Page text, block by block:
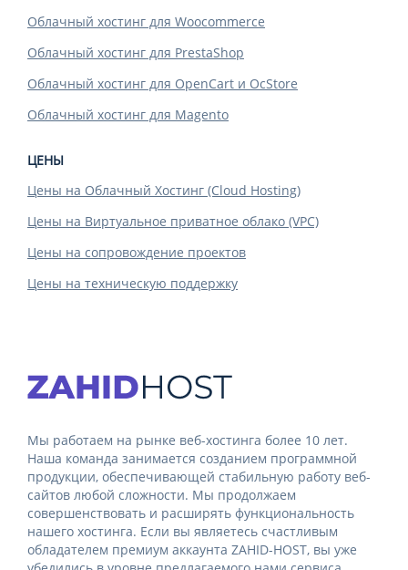
Облачный хостинг для Woocommerce
Облачный хостинг для PrestaShop
Облачный хостинг для OpenCart и OcStore
Облачный хостинг для Magento
ЦЕНЫ
Цены на Облачный Хостинг (Cloud Hosting)
Цены на Виртуальное приватное облако (VPC)
Цены на сопровождение проектов
Цены на техническую поддержку
Мы работаем на рынке веб-хостинга более 10 лет.
Наша команда занимается созданием программной
продукции, обеспечивающей стабильную работу веб-
сайтов любой сложности. Мы продолжаем
совершенствовать и расширять функциональность
нашего хостинга. Если вы являетесь счастливым
обладателем премиум аккаунта ZAHID-HOST, вы уже